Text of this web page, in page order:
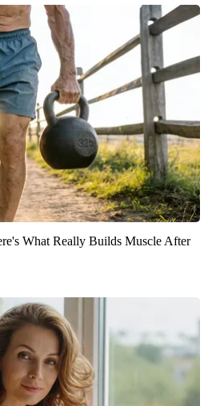
What Really Builds Muscle After